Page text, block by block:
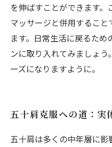
を伸ばすことができます
マッサージと併用するこ
ます。日常生活に戻るた
ンに取り入れてみましょ
ーズになりますように。
五十肩克服への道：実
五十肩は多くの中年層に